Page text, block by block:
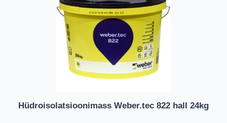
Hüdroisolatsioonimass Weber.tec 822 hall 24kg